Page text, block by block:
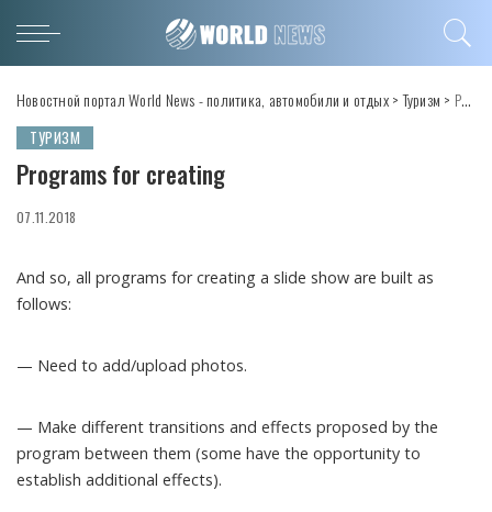
Новостной портал World News - политика, автомобили и отдых>Туризм > Programs for creating
ТУРИЗМ
Programs for creating
07.11.2018
And so, all programs for creating a slide show are built as
follows:
— Need to add/upload photos.
— Make different transitions and effects proposed by the
program between them (some have the opportunity to
establish additional effects).